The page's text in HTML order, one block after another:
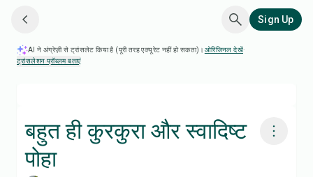
Sign Up
AI ने अंग्रेज़ी से ट्रांसलेट किया है (पूरी तरह एक्यूरेट नहीं हो सकता)। ओरिजिनल देखें·
ट्रांसलेशन प्रॉब्लम बताएं
बहुत ही कुरकुरा और स्वादिष्ट
पोहा